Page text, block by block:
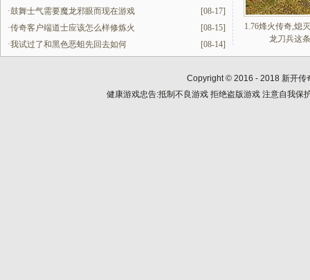
[08-17]
·鼓舞士气需要魔龙邪眼而现在游戏
[08-15]
·传奇客户端道士应该怎么样修炼火
[08-14]
·我试过了和黑色恶蛆先回去如何
1.76烽火传奇,熄
龙刀兵这
Copyright © 2016 - 2018 新开传
健康游戏忠告:抵制不良游戏 拒绝盗版游戏 注意自我保